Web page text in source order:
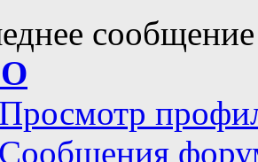
Просмотр
Сообщения